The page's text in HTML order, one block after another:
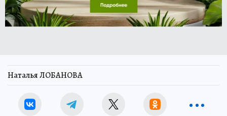
Наталья ЛОБАНОВА